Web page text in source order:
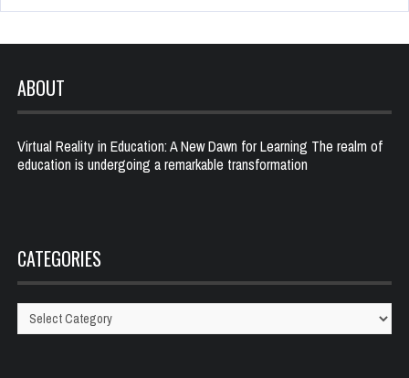
ABOUT
Virtual Reality in Education: A New Dawn for Learning The realm of
education is undergoing a remarkable transformation
CATEGORIES
Categories